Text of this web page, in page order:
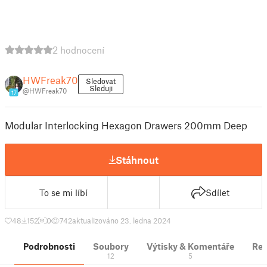
2 hodnocení
17
HWFreak70
@HWFreak70
Sledovat
Sleduji
Modular Interlocking Hexagon Drawers 200mm Deep
Stáhnout
To se mi líbí Sdílet
48 152 0 742aktualizováno 23. ledna 2024
Podrobnosti Soubory
12
Výtisky & Komentáře
5